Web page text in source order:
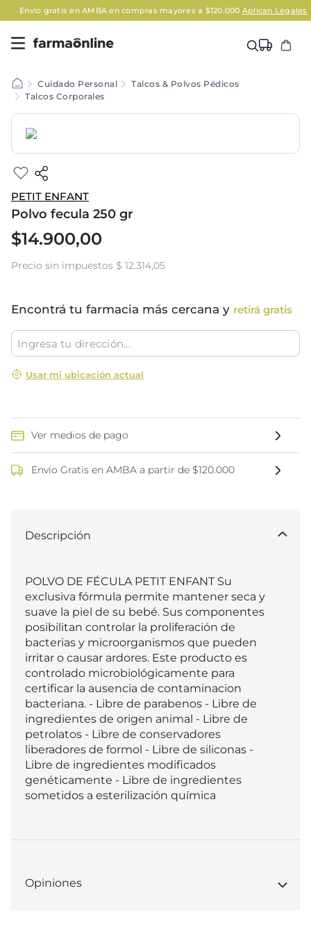
Envío gratis en AMBA en compras mayores a $120.000Aplican Legales
Cuidado Personal
Talcos & Polvos Pédicos
Talcos Corporales
PETIT ENFANT
Polvo fecula 250 gr
$14.900,00
Precio sin impuestos $ 12.314,05
Encontrá tu farmacia más cercana y retirá gratis
Usar mi ubicación actual
Ver medios de pago
Envío Gratis en AMBA a partir de $120.000
Descripción
POLVO DE FÉCULA PETIT ENFANT Su
exclusiva fórmula permite mantener seca y
suave la piel de su bebé. Sus componentes
posibilitan controlar la proliferación de
bacterias y microorganismos que pueden
irritar o causar ardores. Este producto es
controlado microbiológicamente para
certificar la ausencia de contaminacion
bacteriana. - Libre de parabenos - Libre de
ingredientes de origen animal - Libre de
petrolatos - Libre de conservadores
liberadores de formol - Libre de siliconas -
Libre de ingredientes modificados
genéticamente - Libre de ingredientes
sometidos a esterilización química
Opiniones